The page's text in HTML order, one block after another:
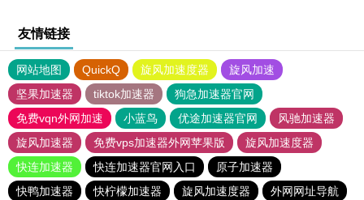
友情链接
网站地图 QuickQ 旋风加速度器
旋风加速
坚果加速器
tiktok加速器
狗急加速器官网
免费vqn外网加速
小蓝鸟 优途加速器官网
风驰加速器
旋风加速器
免费vps加速器外网苹果版
旋风加速度器
快连加速器
快连加速器官网入口
原子加速器
快鸭加速器
快柠檬加速器 旋风加速度器
外网网址导航